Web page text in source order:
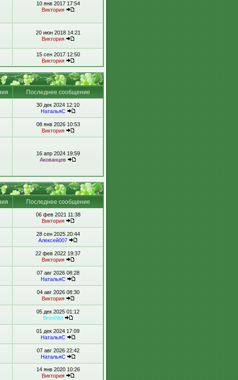
10 янв 2017 17:54
Виктория
20 июн 2018 14:21
Виктория
15 сен 2017 12:50
Виктория
Последнее сообщение
30 дек 2024 12:10
НатальяС
08 янв 2026 10:53
Виктория
16 апр 2024 19:59
Акованцев
Последнее сообщение
06 фев 2021 11:38
Виктория
28 сен 2025 20:44
Алексей007
22 фев 2022 19:37
Виктория
07 авг 2026 08:28
НатальяС
04 авг 2026 08:30
Виктория
05 дек 2025 01:12
BrentVet
01 дек 2024 17:09
НатальяС
07 авг 2026 22:42
НатальяС
14 янв 2020 10:26
Виктория